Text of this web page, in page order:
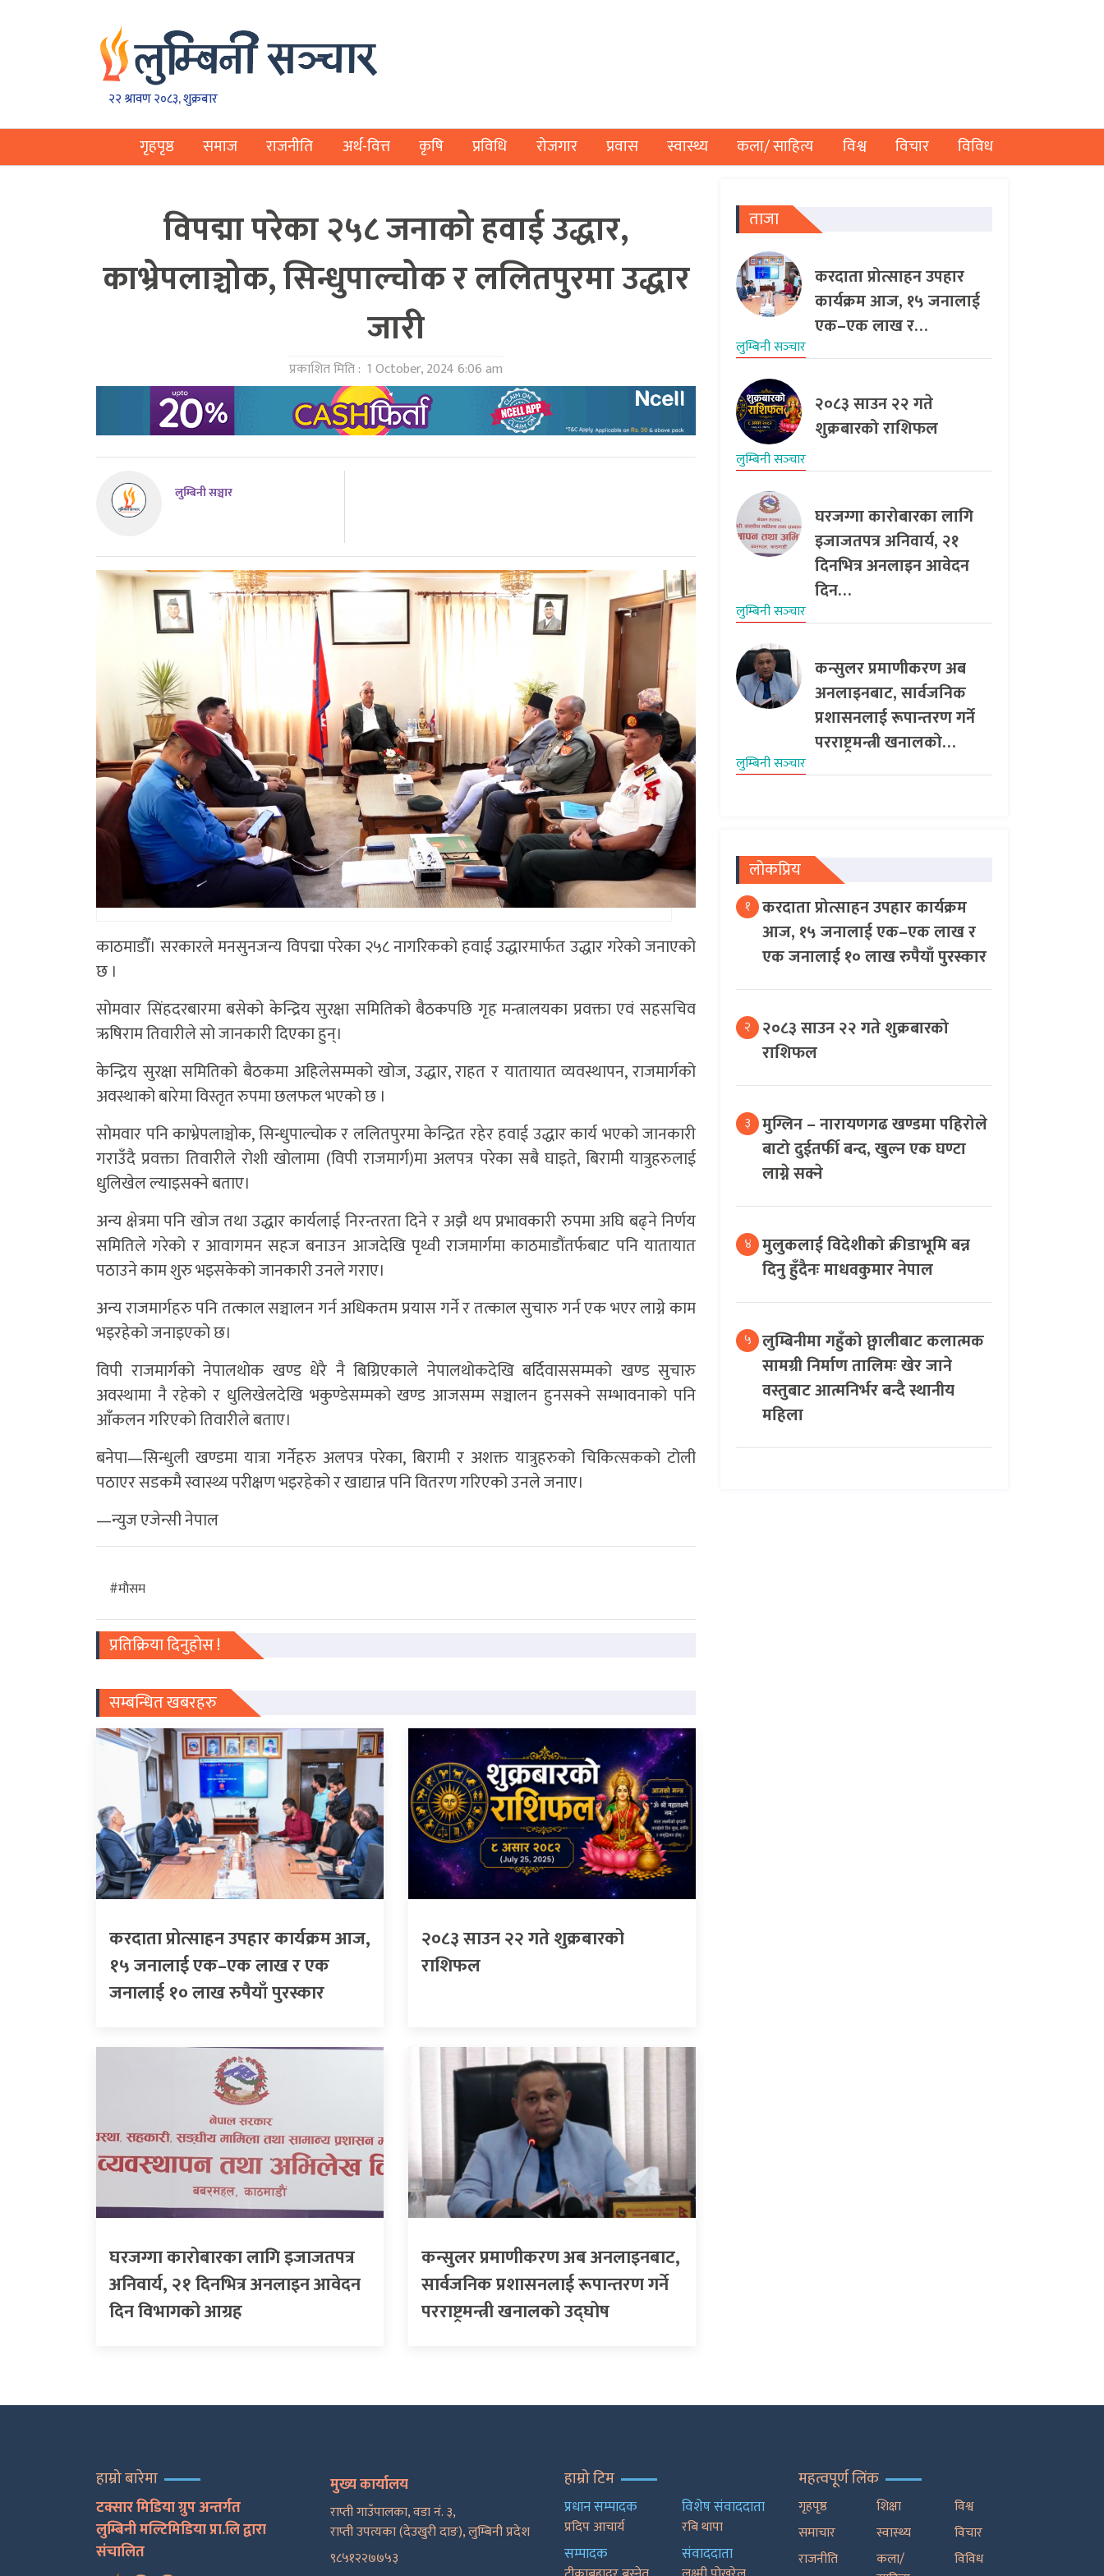
२२ श्रावण २०८३, शुक्रबार
गृहपृष्ठ समाज राजनीति अर्थ-वित्त कृषि प्रविधि रोजगार प्रवास स्वास्थ्य कला/ साहित्य विश्व विचार विविध
विपद्मा परेका २५८ जनाको हवाई उद्धार,
काभ्रेपलाञ्चोक, सिन्धुपाल्चोक र ललितपुरमा उद्धार
जारी
प्रकाशित मिति : 1 October, 2024 6:06 am
लुम्बिनी सञ्चार
काठमाडौँ। सरकारले मनसुनजन्य विपद्मा परेका २५८ नागरिकको हवाई उद्धारमार्फत उद्धार गरेको जनाएको
छ ।
सोमवार सिंहदरबारमा बसेको केन्द्रिय सुरक्षा समितिको बैठकपछि गृह मन्त्रालयका प्रवक्ता एवं सहसचिव
ऋषिराम तिवारीले सो जानकारी दिएका हुन्।
केन्द्रिय सुरक्षा समितिको बैठकमा अहिलेसम्मको खोज, उद्धार, राहत र यातायात व्यवस्थापन, राजमार्गको
अवस्थाको बारेमा विस्तृत रुपमा छलफल भएको छ ।
सोमवार पनि काभ्रेपलाञ्चोक, सिन्धुपाल्चोक र ललितपुरमा केन्द्रित रहेर हवाई उद्धार कार्य भएको जानकारी
गराउँदै प्रवक्ता तिवारीले रोशी खोलामा (विपी राजमार्ग)मा अलपत्र परेका सबै घाइते, बिरामी यात्रुहरुलाई
धुलिखेल ल्याइसक्ने बताए।
अन्य क्षेत्रमा पनि खोज तथा उद्धार कार्यलाई निरन्तरता दिने र अझै थप प्रभावकारी रुपमा अघि बढ्ने निर्णय
समितिले गरेको र आवागमन सहज बनाउन आजदेखि पृथ्वी राजमार्गमा काठमाडौंतर्फबाट पनि यातायात
पठाउने काम शुरु भइसकेको जानकारी उनले गराए।
अन्य राजमार्गहरु पनि तत्काल सञ्चालन गर्न अधिकतम प्रयास गर्ने र तत्काल सुचारु गर्न एक भएर लाग्ने काम
भइरहेको जनाइएको छ।
विपी राजमार्गको नेपालथोक खण्ड धेरै नै बिग्रिएकाले नेपालथोकदेखि बर्दिवाससम्मको खण्ड सुचारु
अवस्थामा नै रहेको र धुलिखेलदेखि भकुण्डेसम्मको खण्ड आजसम्म सञ्चालन हुनसक्ने सम्भावनाको पनि
आँकलन गरिएको तिवारीले बताए।
बनेपा—सिन्धुली खण्डमा यात्रा गर्नेहरु अलपत्र परेका, बिरामी र अशक्त यात्रुहरुको चिकित्सकको टोली
पठाएर सडकमै स्वास्थ्य परीक्षण भइरहेको र खाद्यान्न पनि वितरण गरिएको उनले जनाए।
—न्युज एजेन्सी नेपाल
#माैसम
प्रतिक्रिया दिनुहोस !
सम्बन्धित खबरहरु
करदाता प्रोत्साहन उपहार कार्यक्रम आज,
१५ जनालाई एक–एक लाख र एक
जनालाई १० लाख रुपैयाँ पुरस्कार
२०८३ साउन २२ गते शुक्रबारको
राशिफल
घरजग्गा कारोबारका लागि इजाजतपत्र
अनिवार्य, २१ दिनभित्र अनलाइन आवेदन
दिन विभागको आग्रह
कन्सुलर प्रमाणीकरण अब अनलाइनबाट,
सार्वजनिक प्रशासनलाई रूपान्तरण गर्ने
परराष्ट्रमन्त्री खनालको उद्घोष
ताजा
करदाता प्रोत्साहन उपहार
कार्यक्रम आज, १५ जनालाई
एक–एक लाख र…
लुम्बिनी सञ्‍चार
२०८३ साउन २२ गते
शुक्रबारको राशिफल
लुम्बिनी सञ्‍चार
घरजग्गा कारोबारका लागि
इजाजतपत्र अनिवार्य, २१
दिनभित्र अनलाइन आवेदन
दिन…
लुम्बिनी सञ्‍चार
कन्सुलर प्रमाणीकरण अब
अनलाइनबाट, सार्वजनिक
प्रशासनलाई रूपान्तरण गर्ने
परराष्ट्रमन्त्री खनालको…
लुम्बिनी सञ्‍चार
लोकप्रिय
१ करदाता प्रोत्साहन उपहार कार्यक्रम
आज, १५ जनालाई एक–एक लाख र
एक जनालाई १० लाख रुपैयाँ पुरस्कार
२ २०८३ साउन २२ गते शुक्रबारको
राशिफल
३ मुग्लिन – नारायणगढ खण्डमा पहिरोले
बाटो दुईतर्फी बन्द, खुल्न एक घण्टा
लाग्ने सक्ने
४ मुलुकलाई विदेशीको क्रीडाभूमि बन्न
दिनु हुँदैनः माधवकुमार नेपाल
५ लुम्बिनीमा गहुँको छ्वालीबाट कलात्मक
सामग्री निर्माण तालिमः खेर जाने
वस्तुबाट आत्मनिर्भर बन्दै स्थानीय
महिला
हाम्रो बारेमा
टक्सार मिडिया ग्रुप अन्तर्गत
लुम्बिनी मल्टिमिडिया प्रा.लि द्वारा
संचालित
मुख्य कार्यालय
राप्ती गाउँपालका, वडा नं. ३,
राप्ती उपत्यका (देउखुरी दाङ), लुम्बिनी प्रदेश
९८५१२२७७५३
हाम्रो टिम
प्रधान सम्पादक
प्रदिप आचार्य
सम्पादक
विशेष संवाददाता
रबि थापा
संवाददाता
महत्वपूर्ण लिंक
गृहपृष्ठ
समाचार
राजनीति
शिक्षा
स्वास्थ्य
कला/
विश्व
विचार
विविध